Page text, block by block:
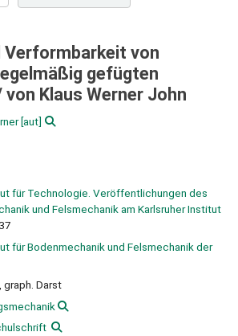
Verformbarkeit von
gefügten
von Klaus Werner John
[aut]
für Technologie. Veröffentlichungen des
und Felsmechanik am Karlsruher Institut
für Bodenmechanik und Felsmechanik der
graph. Darst